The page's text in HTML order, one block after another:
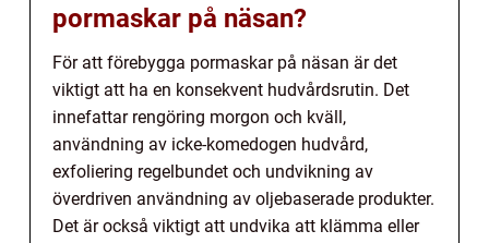
pormaskar på näsan?
För att förebygga pormaskar på näsan är det
viktigt att ha en konsekvent hudvårdsrutin. Det
innefattar rengöring morgon och kväll,
användning av icke-komedogen hudvård,
exfoliering regelbundet och undvikning av
överdriven användning av oljebaserade produkter.
Det är också viktigt att undvika att klämma eller